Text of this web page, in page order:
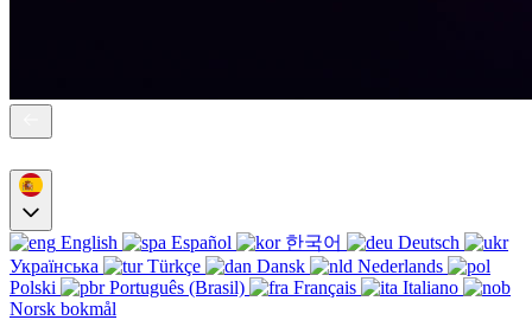
English Español 한국어
Deutsch
Українська
Türkçe Dansk
Nederlands
Polski
Português (Brasil) Français
Italiano
Norsk bokmål